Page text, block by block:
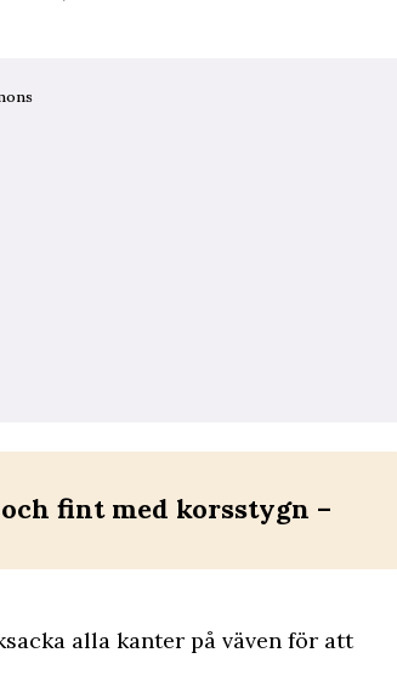
fint med korsstygn –
alla kanter på väven för att